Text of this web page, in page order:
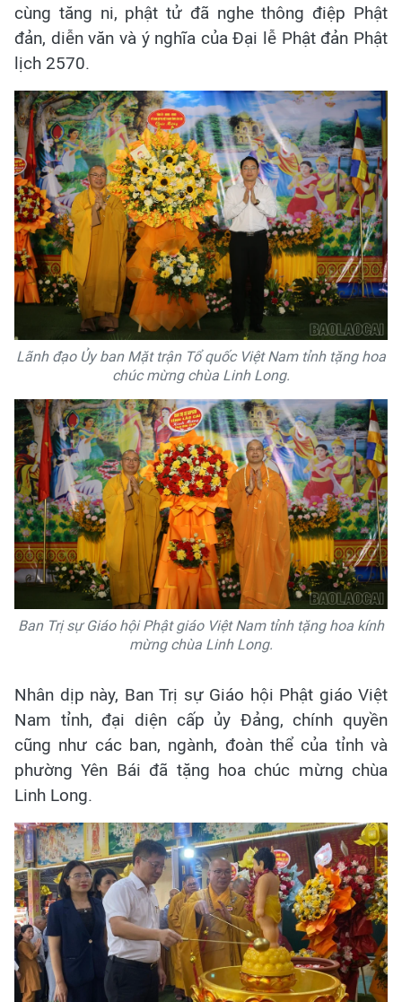
cùng tăng ni, phật tử đã nghe thông điệp Phật
đản, diễn văn và ý nghĩa của Đại lễ Phật đản Phật
lịch 2570.
Lãnh đạo Ủy ban Mặt trận Tổ quốc Việt Nam tỉnh tặng hoa
chúc mừng chùa Linh Long.
Ban Trị sự Giáo hội Phật giáo Việt Nam tỉnh tặng hoa kính
mừng chùa Linh Long.
Nhân dịp này, Ban Trị sự Giáo hội Phật giáo Việt
Nam tỉnh, đại diện cấp ủy Đảng, chính quyền
cũng như các ban, ngành, đoàn thể của tỉnh và
phường Yên Bái đã tặng hoa chúc mừng chùa
Linh Long.